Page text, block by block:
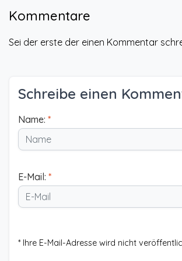
Kommentare
Sei der erste der einen Kommentar
Schreibe einen
Name: *
E-Mail: *
* Ihre E-Mail-Adresse wird nicht